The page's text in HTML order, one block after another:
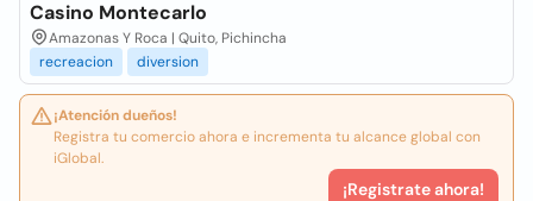
Casino Montecarlo
Amazonas Y Roca | Quito, Pichincha
recreacion
diversion
¡Atención dueños!
Registra tu comercio ahora e incrementa tu alcance global con
iGlobal.
¡Registrate ahora!